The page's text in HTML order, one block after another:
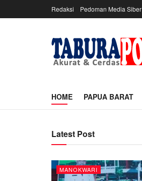
Redaksi Pedoman Media Siber
HOME PAPUA BARAT
Latest Post
MANOKWARI